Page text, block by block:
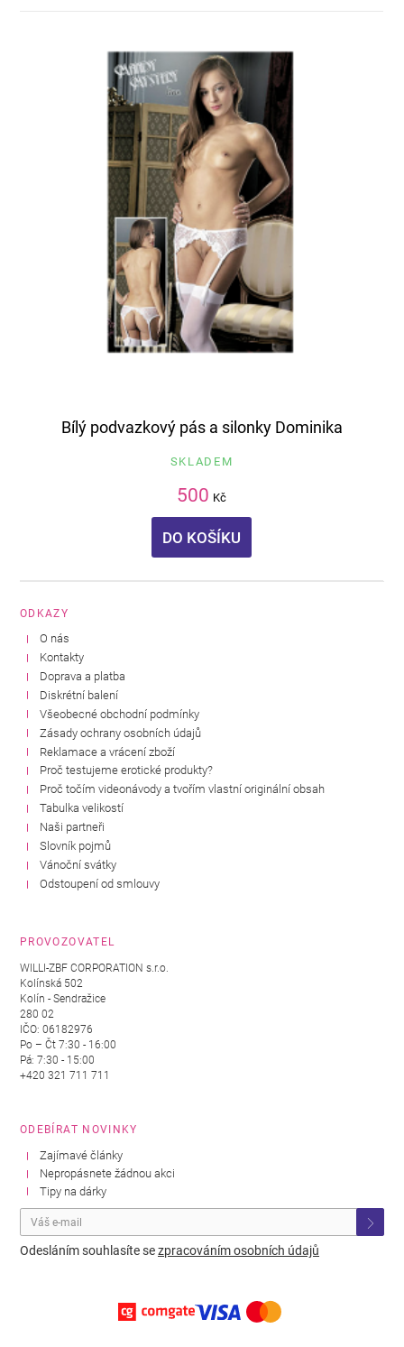
Bílý podvazkový pás a silonky Dominika
SKLADEM
500 Kč
DO KOŠÍKU
ODKAZY
O nás
Kontakty
Doprava a platba
Diskrétní balení
Všeobecné obchodní podmínky
Zásady ochrany osobních údajů
Reklamace a vrácení zboží
Proč testujeme erotické produkty?
Proč točím videonávody a tvořím vlastní originální obsah
Tabulka velikostí
Naši partneři
Slovník pojmů
Vánoční svátky
Odstoupení od smlouvy
PROVOZOVATEL
WILLI-ZBF CORPORATION s.r.o.
Kolínská 502
Kolín - Sendražice
280 02
IČO: 06182976
Po – Čt 7:30 - 16:00
Pá: 7:30 - 15:00
+420 321 711 711
ODEBÍRAT NOVINKY
Zajímavé články
Nepropásnete žádnou akci
Tipy na dárky
Odesláním souhlasíte sezpracováním osobních údajů